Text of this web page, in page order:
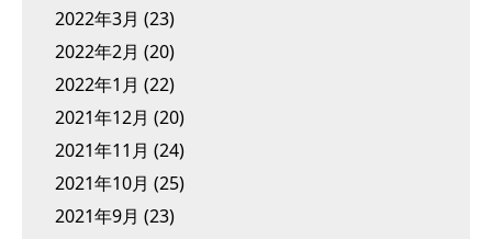
2022年3月 (23)
2022年2月 (20)
2022年1月 (22)
2021年12月 (20)
2021年11月 (24)
2021年10月 (25)
2021年9月 (23)